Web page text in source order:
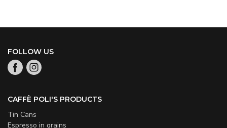
FOLLOW US
CAFFÈ POLI'S PRODUCTS
Tin Cans
Espresso in grains